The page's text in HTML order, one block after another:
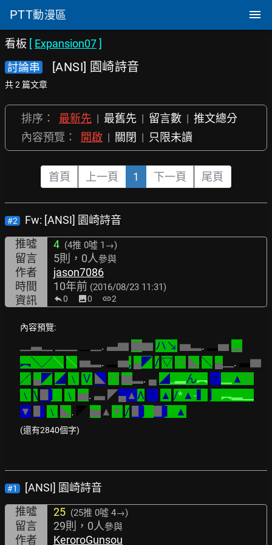
PTT動漫區
看板 [ Expansion07]
討論串
[ANSI] 園崎詩音
共 2 篇文章
排序： 最新先 | 最舊先 | 留言數 | 推文總分
內容預覽：
開啟 | 關閉 | 只限未讀
首頁 上一頁 1 下一頁 尾頁
#2
Fw: [ANSI] 園崎詩音
推噓
4 (4推 0噓 1→)
留言 5則，0人參與
作者
jason7086
時間
10年前 (2016/08/23 11:31)
資訊 0 image0 link2
內容預覽:
▁▃▁ . ▃▆▇▆ ハ↘ ▅▂. ▅▂
︻╲╱╲ ╲ ▅▂. ▅, ▄◤ /▽ ハ ◣ ╲ ▄ .
▆
╱ ▄◤ ◢ ﹨ Ｖ ◣ ハ ▆▂. ▄ ◢ _▂ん︻ ▼ ▲ ▽
﹨ \ ﹨ ▅. ▃ ◤▄▲ Λ ▼ ▲ /*▲-
︻▂▁
▼
﹨ ◣. ▅▲ ▼ / ▎▲
(還有2840個字)
#1
[ANSI] 園崎詩音
推噓
25 (25推 0噓 4→)
留言 29則，0人參與
作者 KeroroGunsou